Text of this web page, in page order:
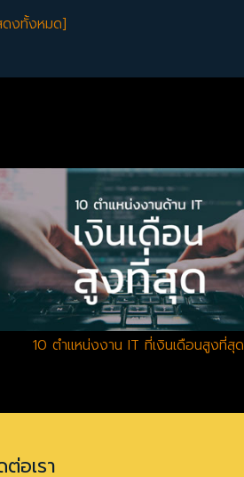
งทั้งหมด]
10 ตำแหน่งงาน IT ที่เงินเดือนสูงที่สุด
อเรา